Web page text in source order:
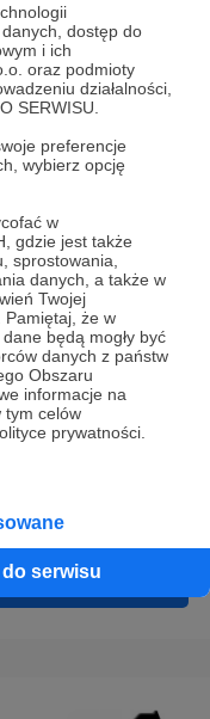
dostęp do
i ich
oraz podmioty
działalności,
SERWISU.
preferencje
wybierz opcję
w
gdzie jest także
sprostowania,
danych, a także w
Twojej
Pamiętaj, że w
będą mogły być
danych z państw
Obszaru
informacje na
tym celów
prywatności.
serwisu
serwisu oraz
danych
w celu
Patronite.
elektroniczną
ta może zostać
i przejdź dalej